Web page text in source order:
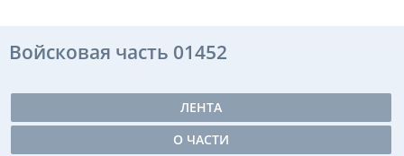
Войсковая часть 01452
ЛЕНТА
О ЧАСТИ